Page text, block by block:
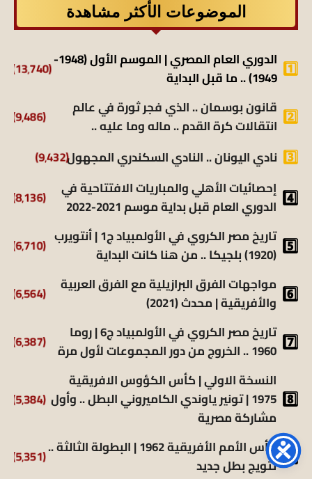
الموضوعات الأكثر مشاهدة
الدوري العام المصري | الموسم الأول (1948-
1949) .. ما قبل البداية
(13٬740)
قانون بوسمان .. الذي فجر ثورة في عالم
انتقالات كرة القدم .. ماله وما عليه ..
(9٬486)
نادي اليونان .. النادي السكندري المجهول(9٬432)
إحصائيات الأهلي والمباريات الافتتاحية في
الدوري العام قبل بداية موسم 2021-2022
(8٬136)
تاريخ مصر الكروي في الأولمبياد ج1 | أنتويرب
(1920) بلجيكا .. من هنا كانت البداية
(6٬710)
مواجهات الفرق البرازيلية مع الفرق العربية
والأفريقية | محدث (2021)
(6٬564)
تاريخ مصر الكروي في الأولمبياد ج6 | روما
1960 .. الخروج من دور المجموعات لأول مرة
(6٬387)
النسخة الاولي | كأس الكؤوس الافريقية
1975 | تونير ياوندي الكاميروني البطل .. وأول
مشاركة مصرية
(5٬384)
كأس الأمم الأفريقية 1962 | البطولة الثالثة ..
تتويج بطل جديد
(5٬351)